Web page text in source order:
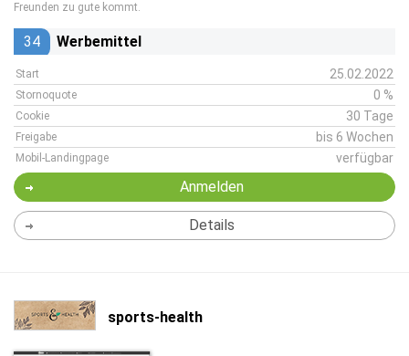
Freunden zu gute kommt.
34 Werbemittel
Start 25.02.2022
Stornoquote 0 %
Cookie 30 Tage
Freigabe bis 6 Wochen
Mobil-Landingpage verfügbar
Anmelden
Details
sports-health